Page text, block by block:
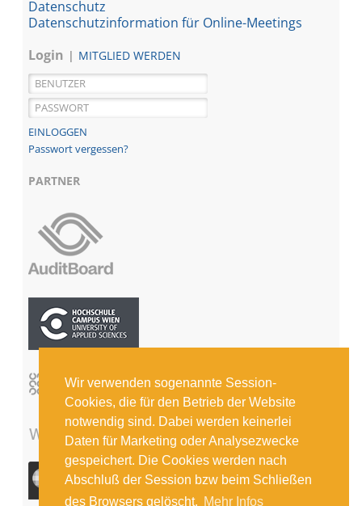
Wir verwenden sogenannte Session-
Cookies, die für den Betrieb der Website
notwendig sind. Dabei werden keinerlei
Daten für Marketing oder Analysezwecke
gespeichert. Die Cookies werden nach
Abschluß der Session bzw beim Schließen
des Browsers gelöscht. Mehr Infos
Datenschutz
Datenschutzinformation für Online-Meetings
Login
MITGLIED WERDEN
Passwort vergessen?
PARTNER